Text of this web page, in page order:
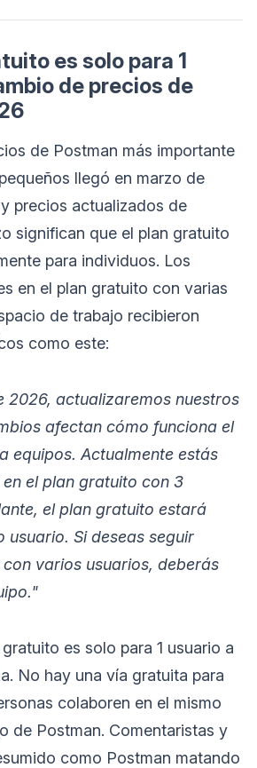
es solo para 1
de precios de
de Postman más importante
llegó en marzo de
precios actualizados de
significan que el plan gratuito
para individuos. Los
en el plan gratuito con varias
de trabajo recibieron
como este:
2026, actualizaremos nuestros
afectan cómo funciona el
equipos. Actualmente estás
el plan gratuito con 3
el plan gratuito estará
usuario. Si deseas seguir
varios usuarios, deberás
es solo para 1 usuario a
No hay una vía gratuita para
colaboren en el mismo
de Postman. Comentaristas y
como Postman matando